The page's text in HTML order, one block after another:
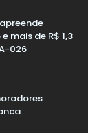
mais de R$ 1,3
026